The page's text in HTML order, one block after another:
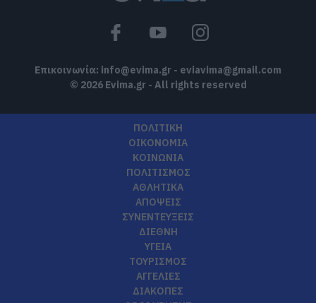
Επικοινωνία: info@evima.gr - eviavima@gmail.com
© 2026 Evima.gr - All rights reserved
ΠΟΛΙΤΙΚΗ
ΟΙΚΟΝΟΜΙΑ
ΚΟΙΝΩΝΙΑ
ΠΟΛΙΤΙΣΜΟΣ
ΑΘΛΗΤΙΚΑ
ΑΠΟΨΕΙΣ
ΣΥΝΕΝΤΕΥΞΕΙΣ
ΔΙΕΘΝΗ
ΥΓΕΙΑ
ΤΟΥΡΙΣΜΟΣ
ΑΓΓΕΛΙΕΣ
ΔΙΑΚΟΠΕΣ